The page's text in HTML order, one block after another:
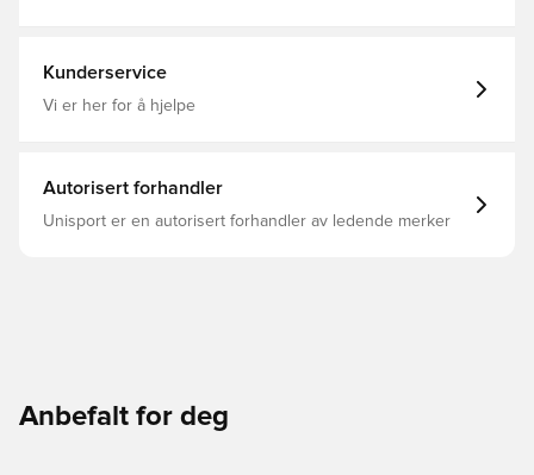
Kunderservice
Vi er her for å hjelpe
Autorisert forhandler
Unisport er en autorisert forhandler av ledende merker
Anbefalt for deg